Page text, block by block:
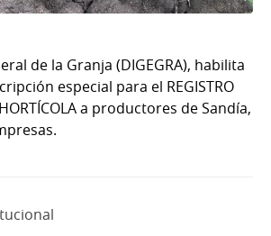
de la Granja (DIGEGRA), habilita
especial para el REGISTRO
a productores de Sandía,